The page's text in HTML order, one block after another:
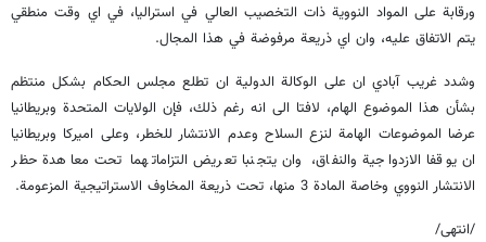
ورقابة على المواد النووية ذات التخصيب العالي في استراليا، في اي وقت منطقي
يتم الاتفاق عليه، وان اي ذريعة مرفوضة في هذا المجال.
وشدد غريب آبادي ان على الوكالة الدولية ان تطلع مجلس الحكام بشكل منتظم
بشأن هذا الموضوع الهام، لافتا الى انه رغم ذلك، فإن الولايات المتحدة وبريطانيا
عرضا الموضوعات الهامة لنزع السلاح وعدم الانتشار للخطر، وعلى اميركا وبريطانيا
ان يوقفا الازدواجية والنفاق، وان يتجنبا تعريض التزاماتهما تحت معاهدة حظر
الانتشار النووي وخاصة المادة 3 منها، تحت ذريعة المخاوف الاستراتيجية المزعومة.
/انتهى/